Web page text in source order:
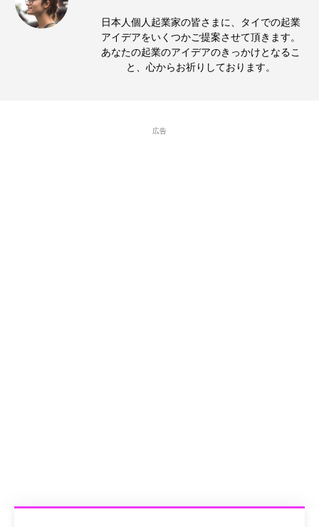
日本人個人起業家の皆さまに、タイでの起業
アイデアをいくつかご提案させて頂きます。
あなたの起業のアイデアのきっかけとなるこ
と、心からお祈りしております。
広告